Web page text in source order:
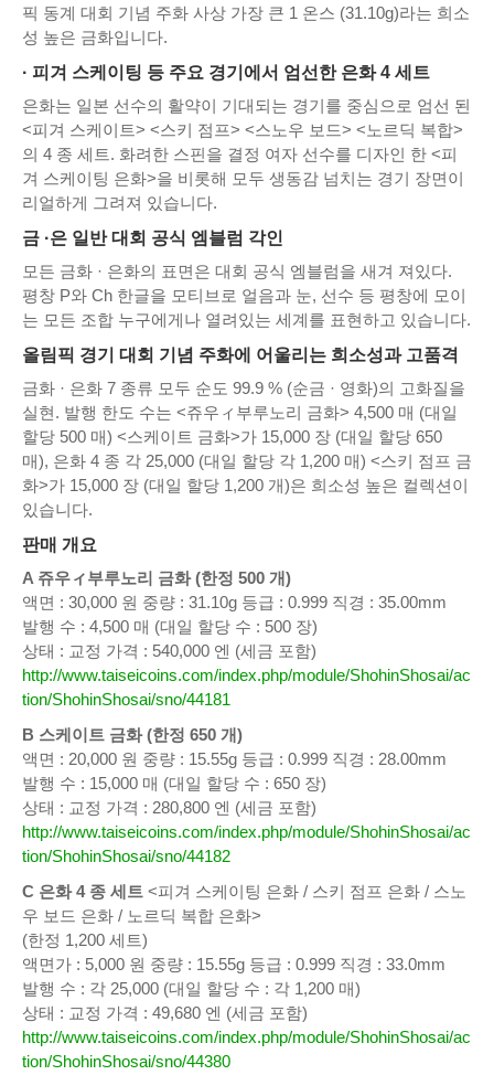
픽 동계 대회 기념 주화 사상 가장 큰 1 온스 (31.10g)라는 희소
성 높은 금화입니다.
· 피겨 스케이팅 등 주요 경기에서 엄선한 은화 4 세트
은화는 일본 선수의 활약이 기대되는 경기를 중심으로 엄선 된
<피겨 스케이트> <스키 점프> <스노우 보드> <노르딕 복합>
의 4 종 세트. 화려한 스핀을 결정 여자 선수를 디자인 한 <피
겨 스케이팅 은화>을 비롯해 모두 생동감 넘치는 경기 장면이
리얼하게 그려져 있습니다.
금 ·은 일반 대회 공식 엠블럼 각인
모든 금화 · 은화의 표면은 대회 공식 엠블럼을 새겨 져있다.
평창 P와 Ch 한글을 모티브로 얼음과 눈, 선수 등 평창에 모이
는 모든 조합 누구에게나 열려있는 세계를 표현하고 있습니다.
올림픽 경기 대회 기념 주화에 어울리는 희소성과 고품격
금화 · 은화 7 종류 모두 순도 99.9 % (순금 · 영화)의 고화질을
실현. 발행 한도 수는 <쥬우ィ부루노리 금화> 4,500 매 (대일
할당 500 매) <스케이트 금화>가 15,000 장 (대일 할당 650
매), 은화 4 종 각 25,000 (대일 할당 각 1,200 매) <스키 점프 금
화>가 15,000 장 (대일 할당 1,200 개)은 희소성 높은 컬렉션이
있습니다.
판매 개요
A 쥬우ィ부루노리 금화 (한정 500 개)
액면 : 30,000 원 중량 : 31.10g 등급 : 0.999 직경 : 35.00mm
발행 수 : 4,500 매 (대일 할당 수 : 500 장)
상태 : 교정 가격 : 540,000 엔 (세금 포함)
http://www.taiseicoins.com/index.php/module/ShohinShosai/ac
tion/ShohinShosai/sno/44181
B 스케이트 금화 (한정 650 개)
액면 : 20,000 원 중량 : 15.55g 등급 : 0.999 직경 : 28.00mm
발행 수 : 15,000 매 (대일 할당 수 : 650 장)
상태 : 교정 가격 : 280,800 엔 (세금 포함)
http://www.taiseicoins.com/index.php/module/ShohinShosai/ac
tion/ShohinShosai/sno/44182
C 은화 4 종 세트 <피겨 스케이팅 은화 / 스키 점프 은화 / 스노
우 보드 은화 / 노르딕 복합 은화>
(한정 1,200 세트)
액면가 : 5,000 원 중량 : 15.55g 등급 : 0.999 직경 : 33.0mm
발행 수 : 각 25,000 (대일 할당 수 : 각 1,200 매)
상태 : 교정 가격 : 49,680 엔 (세금 포함)
http://www.taiseicoins.com/index.php/module/ShohinShosai/ac
tion/ShohinShosai/sno/44380